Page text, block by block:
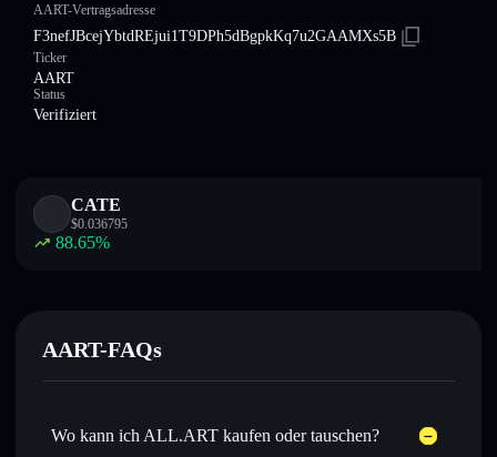
AART-Vertragsadresse
F3nefJBcejYbtdREjui1T9DPh5dBgpkKq7u2GAAMXs5B
Ticker
AART
Status
Verifiziert
CATE
$0.036795
88.65%
AART-FAQs
Wo kann ich ALL.ART kaufen oder tauschen?